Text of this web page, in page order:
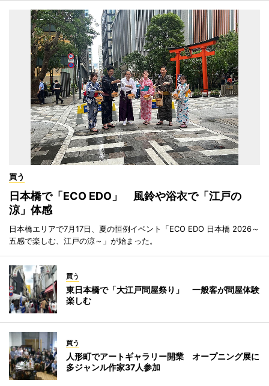
買う
日本橋で「ECO EDO」 風鈴や浴衣で「江戸の
涼」体感
日本橋エリアで7月17日、夏の恒例イベント「ECO EDO 日本橋 2026～
五感で楽しむ、江戸の涼～」が始まった。
買う
東日本橋で「大江戸問屋祭り」 一般客が問屋体験
楽しむ
買う
人形町でアートギャラリー開業 オープニング展に
多ジャンル作家37人参加